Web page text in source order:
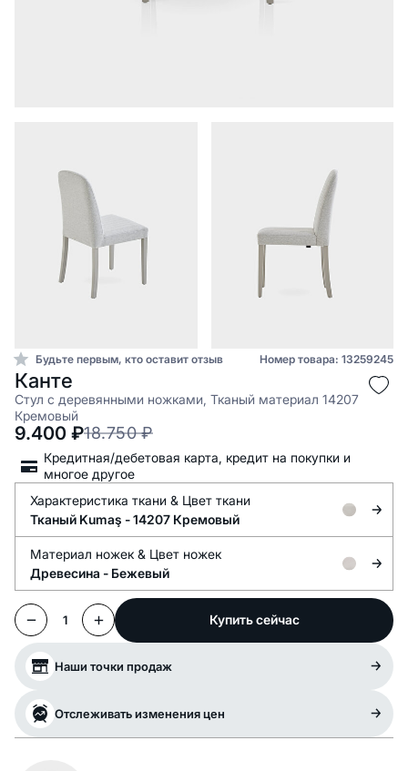
Будьте первым, кто оставит отзыв Номер товара: 13259245
Канте
Стул с деревянными ножками, Тканый материал 14207
Кремовый
18.750 ₽
9.400 ₽
Кредитная/дебетовая карта, кредит на покупки и
многое другое
Характеристика ткани & Цвет ткани
Тканый Kumaş -14207 Кремовый
Материал ножек & Цвет ножек
Древесина - Бежевый
1 Купить сейчас
Наши точки продаж
Отслеживать изменения цен